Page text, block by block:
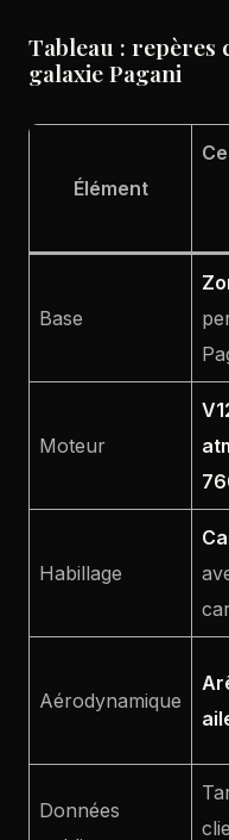
Tableau : repères
galaxie Pagani
Élément
Base
Moteur
Habillage
Aérodynamique
Données